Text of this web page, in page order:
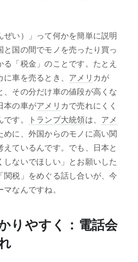
ぜい）」って何かを簡単に説明
と国の間でモノを売ったり買っ
る「税金」のことです。たとえ
に車を売るとき、 アメリ カが
、その分だけ車の値段が高くな
本の車がアメリ カで売れにくく
す。
トランプ大統領は、 アメ
めに、外国からのモノに高い関
えているんです。でも、日本と
しないでほしい」とお願いした
関税」をめぐる話し合いが、今
なんですね。
りやすく：電話会